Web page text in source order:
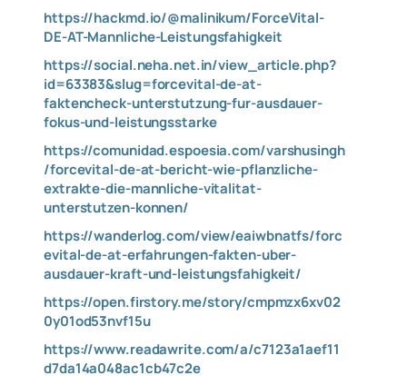
https://hackmd.io/@malinikum/ForceVital-
DE-AT-Mannliche-Leistungsfahigkeit
https://social.neha.net.in/view_article.php?
id=63383&slug=forcevital-de-at-
faktencheck-unterstutzung-fur-ausdauer-
fokus-und-leistungsstarke
https://comunidad.espoesia.com/varshusingh
/forcevital-de-at-bericht-wie-pflanzliche-
extrakte-die-mannliche-vitalitat-
unterstutzen-konnen/
https://wanderlog.com/view/eaiwbnatfs/forc
evital-de-at-erfahrungen-fakten-uber-
ausdauer-kraft-und-leistungsfahigkeit/
https://open.firstory.me/story/cmpmzx6xv02
0y01od53nvf15u
https://www.readawrite.com/a/c7123a1aef11
d7da14a048ac1cb47c2e